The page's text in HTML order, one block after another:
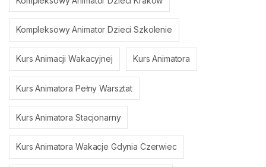
Kompleksowy Animator Dzieci Szkolenie
Kurs Animacji Wakacyjnej Kurs Animatora
Kurs Animatora Pełny Warsztat
Kurs Animatora Stacjonarny
Kurs Animatora Wakacje Gdynia Czerwiec